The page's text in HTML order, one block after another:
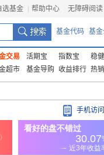
选基金 帮助中心 无障碍阅读
基金代码 基金
交易 活期宝 指数宝 稳
超市
基金导购 收益排行 热
手机访